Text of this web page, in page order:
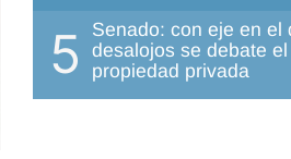
5
Senado: con eje en el
desalojos se debate
propiedad privada